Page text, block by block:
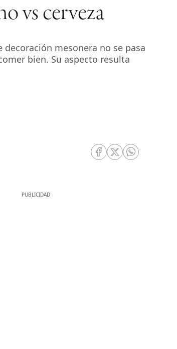
vs cerveza
decoración mesonera no se pasa
bien. Su aspecto resulta
RRSS Facebook
RRSS Twitter
RRSS